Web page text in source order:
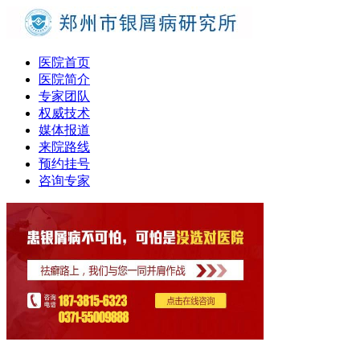
医院首页
医院简介
专家团队
权威技术
媒体报道
来院路线
预约挂号
咨询专家